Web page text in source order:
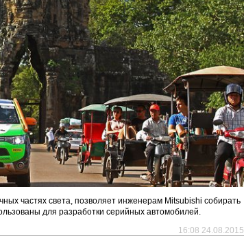
частях света, позволяет инженерам Mitsubishi собирать
для разработки серийных автомобилей.
16:08 24.08.2015